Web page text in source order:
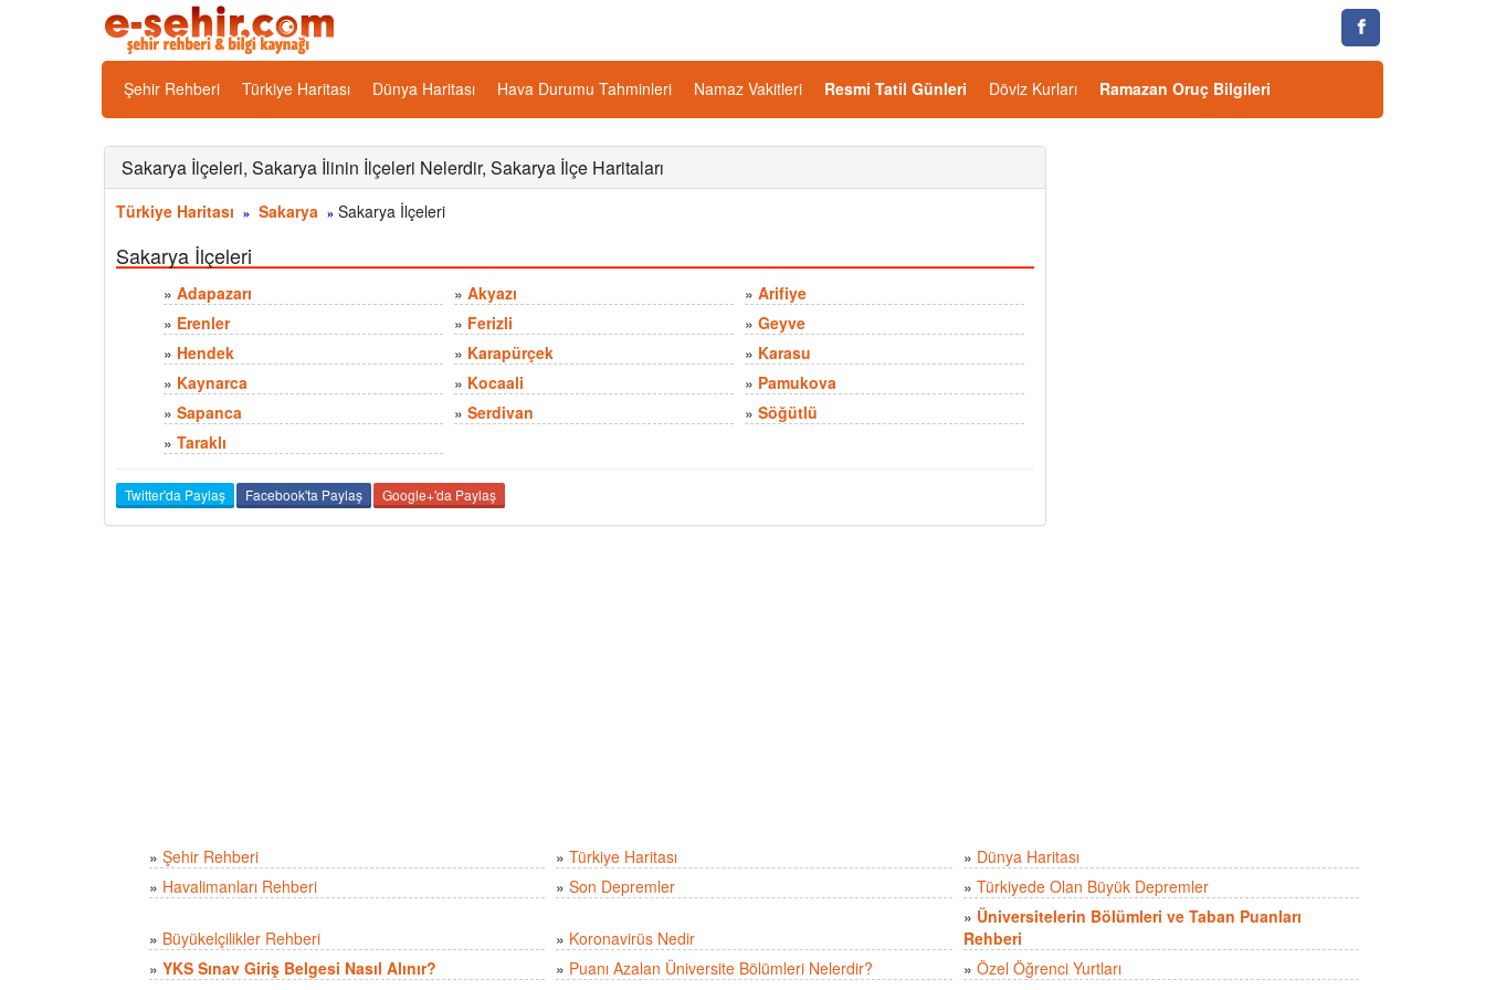
Şehir Rehberi Türkiye Haritası Dünya Haritası Hava Durumu Tahminleri Namaz Vakitleri Resmi Tatil Günleri Döviz Kurları Ramazan Oruç Bilgileri
Sakarya İlçeleri, Sakarya İlinin İlçeleri Nelerdir, Sakarya İlçe Haritaları
Türkiye Haritası » Sakarya » Sakarya İlçeleri
Sakarya İlçeleri
» Adapazarı » Akyazı » Arifiye
» Erenler » Ferizli » Geyve
» Hendek » Karapürçek » Karasu
» Kaynarca » Kocaali » Pamukova
» Sapanca » Serdivan » Söğütlü
» Taraklı
Twitter'da Paylaş Facebook'ta Paylaş Google+'da Paylaş
» Şehir Rehberi » Türkiye Haritası » Dünya Haritası
» Havalimanları Rehberi » Son Depremler » Türkiyede Olan Büyük Depremler
» Büyükelçilikler Rehberi » Koronavirüs Nedir
» Üniversitelerin Bölümleri ve Taban Puanları
Rehberi
» YKS Sınav Giriş Belgesi Nasıl Alınır? » Puanı Azalan Üniversite Bölümleri Nelerdir? » Özel Öğrenci Yurtları